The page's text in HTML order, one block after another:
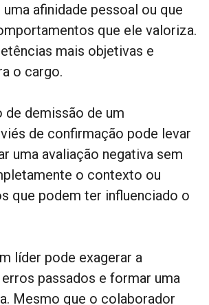
afinidade pessoal ou que
que ele valoriza.
mais objetivas e
o cargo.
demissão de um
de confirmação pode levar
uma avaliação negativa sem
o contexto ou
que podem ter influenciado o
líder pode exagerar a
passados e formar uma
Mesmo que o colaborador